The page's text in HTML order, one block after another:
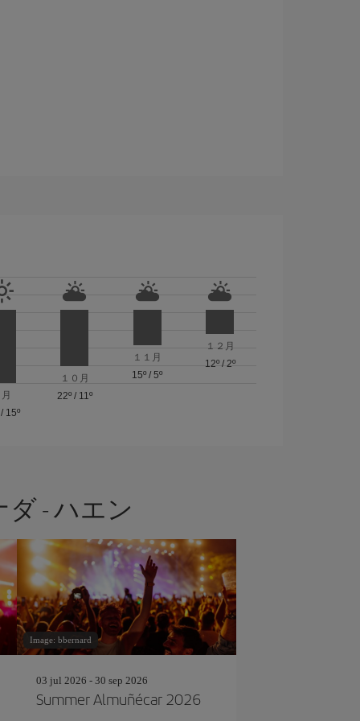
15º
１０月
22º/ 11º
１１月
15º /5º
１２月
12º/ 2º
- ハエン
Image: bbernard
03 jul 2026 - 30 sep 2026
Summer Almuñécar 2026